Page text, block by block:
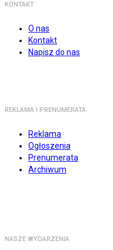
KONTAKT
O nas
Kontakt
Napisz do nas
REKLAMA I PRENUMERATA
Reklama
Ogłoszenia
Prenumerata
Archiwum
NASZE WYDARZENIA